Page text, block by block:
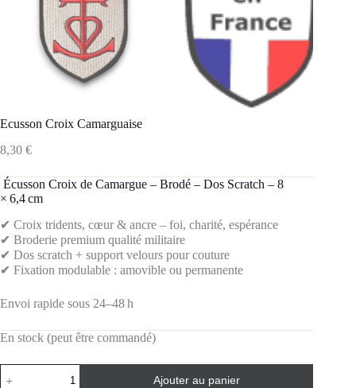
Ecusson Croix Camarguaise
8,30 €
️ Écusson Croix de Camargue – Brodé – Dos Scratch – 8
× 6,4 cm
✔ Croix tridents, cœur & ancre – foi, charité, espérance
✔ Broderie premium qualité militaire
✔ Dos scratch + support velours pour couture
✔ Fixation modulable : amovible ou permanente
Envoi rapide sous 24–48 h
En stock (peut être commandé)
Ajouter au panier